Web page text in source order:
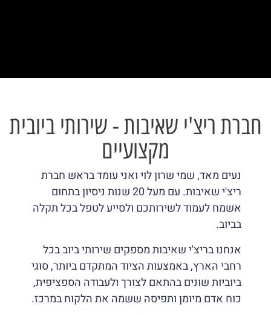
חברת ריצ'י שאיבות - שירותי ביובית
מקצועיים
נעים מאד, שמי שרון לוי ואני עומד בראש חברת
ריצ'י שאיבות. עם מעל 20 שנות ניסיון בתחום
אשמח לעמוד לשירותכם ולסייע לטפל בכל תקלה
בביוב.
אנחנו בריצ'י שאיבות מספקים שירותי ביוב בכל
רחבי הארץ, באמצעות הציוד המתקדם ביותר, סוגי
ביוביות שונים בהתאם לצורך ולעבודה הספציפית,
כוח אדם מיומן ותפיסה ששמה את הלקוח במרכז.